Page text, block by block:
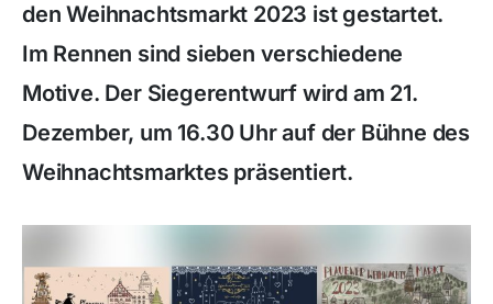
den Weihnachtsmarkt 2023 ist gestartet.
Im Rennen sind sieben verschiedene
Motive. Der Siegerentwurf wird am 21.
Dezember, um 16.30 Uhr auf der Bühne des
Weihnachtsmarktes präsentiert.